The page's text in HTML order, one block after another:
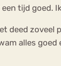
tijd goed. Ik
deed zoveel
alles goed